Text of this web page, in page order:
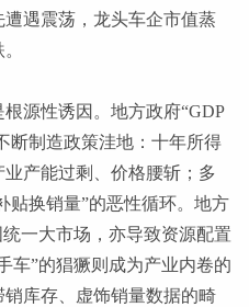
遇震荡，龙头车企市值蒸
源性诱因。地方政府“GDP
断制造政策洼地：十年所得
产能过剩、价格腰斩；多
贴换销量”的恶性循环。地方
一大市场，亦导致资源配置
车”的猖獗则成为产业内卷的
库存、虚饰销量数据的畸